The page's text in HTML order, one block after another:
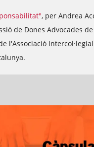
, per Andrea
de Dones Advocades
l'Associació Intercol·legial